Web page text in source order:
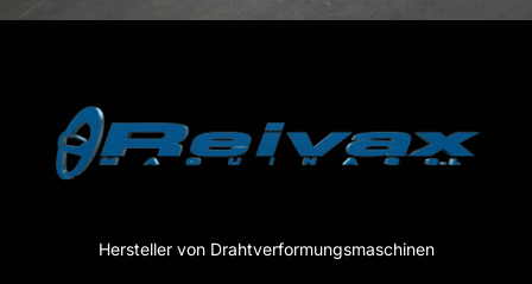
Hersteller von Drahtverformungsmaschinen